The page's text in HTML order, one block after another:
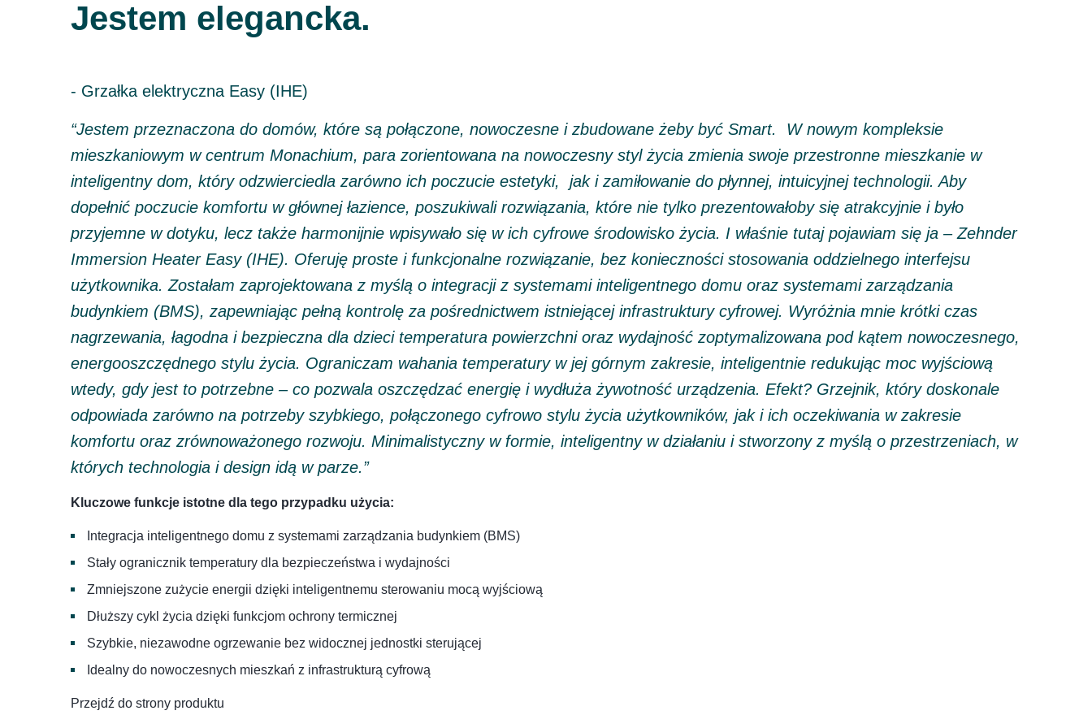
Jestem elegancka.
- Grzałka elektryczna Easy (IHE)
“Jestem przeznaczona do domów, które są połączone, nowoczesne i zbudowane żeby być Smart. W nowym kompleksie
mieszkaniowym w centrum Monachium, para zorientowana na nowoczesny styl życia zmienia swoje przestronne mieszkanie w
inteligentny dom, który odzwierciedla zarówno ich poczucie estetyki, jak i zamiłowanie do płynnej, intuicyjnej technologii. Aby
dopełnić poczucie komfortu w głównej łazience, poszukiwali rozwiązania, które nie tylko prezentowałoby się atrakcyjnie i było
przyjemne w dotyku, lecz także harmonijnie wpisywało się w ich cyfrowe środowisko życia. I właśnie tutaj pojawiam się ja – Zehnder
Immersion Heater Easy (IHE). Oferuję proste i funkcjonalne rozwiązanie, bez konieczności stosowania oddzielnego interfejsu
użytkownika. Zostałam zaprojektowana z myślą o integracji z systemami inteligentnego domu oraz systemami zarządzania
budynkiem (BMS), zapewniając pełną kontrolę za pośrednictwem istniejącej infrastruktury cyfrowej. Wyróżnia mnie krótki czas
nagrzewania, łagodna i bezpieczna dla dzieci temperatura powierzchni oraz wydajność zoptymalizowana pod kątem nowoczesnego,
energooszczędnego stylu życia. Ograniczam wahania temperatury w jej górnym zakresie, inteligentnie redukując moc wyjściową
wtedy, gdy jest to potrzebne – co pozwala oszczędzać energię i wydłuża żywotność urządzenia. Efekt? Grzejnik, który doskonale
odpowiada zarówno na potrzeby szybkiego, połączonego cyfrowo stylu życia użytkowników, jak i ich oczekiwania w zakresie
komfortu oraz zrównoważonego rozwoju. Minimalistyczny w formie, inteligentny w działaniu i stworzony z myślą o przestrzeniach, w
których technologia i design idą w parze.”
Kluczowe funkcje istotne dla tego przypadku użycia:
Integracja inteligentnego domu z systemami zarządzania budynkiem (BMS)
Stały ogranicznik temperatury dla bezpieczeństwa i wydajności
Zmniejszone zużycie energii dzięki inteligentnemu sterowaniu mocą wyjściową
Dłuższy cykl życia dzięki funkcjom ochrony termicznej
Szybkie, niezawodne ogrzewanie bez widocznej jednostki sterującej
Idealny do nowoczesnych mieszkań z infrastrukturą cyfrową
Przejdź do strony produktu